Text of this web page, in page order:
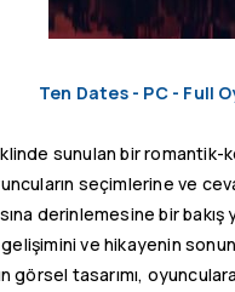
Ten Dates - PC - Full
sunulan bir romantik-
seçimlerine ve
derinlemesine bir bakış
ve hikayenin
görsel tasarımı,